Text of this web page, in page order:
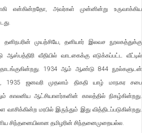
என்கின்றதோ, அவர்கள் முன்னின்று உருவாக்கிய
முயற்சியே, தனியார் இலவச நூலகத்துக்கு
வீதியில் வாடகைக்கு எடுக்கப்பட்ட வீட்டில்
1934 ஆம் ஆண்டு 844 நூல்களுடன்
1935 ஜனவரி முதலாம் திகதி யாழ் மாநகர சபை
காலனிய ஆட்சியாளர்களின் காலத்தில் நிகழ்கின்றது.
மரபில் இருந்தும் இது வித்திடப்படுகின்றது.
சிந்தனையிலான தமிழரின் சிந்தனைமுறையல்ல.